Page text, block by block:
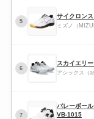
5
サイクロン
ミズノ（
6
スカイエリ
アシックス（
7
バレーボー
VB-1015